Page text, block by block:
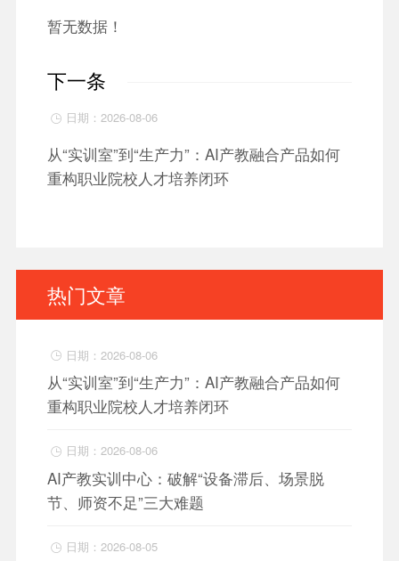
暂无数据！
下一条
 日期：2026-08-06
从“实训室”到“生产力”：AI产教融合产品如何
重构职业院校人才培养闭环
热门文章
 日期：2026-08-06
从“实训室”到“生产力”：AI产教融合产品如何
重构职业院校人才培养闭环
 日期：2026-08-06
AI产教实训中心：破解“设备滞后、场景脱
节、师资不足”三大难题
 日期：2026-08-05